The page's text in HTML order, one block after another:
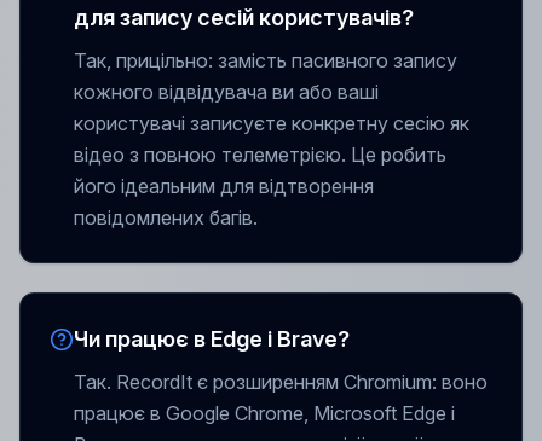
для запису сесій користувачів?
Так, прицільно: замість пасивного запису
кожного відвідувача ви або ваші
користувачі записуєте конкретну сесію як
відео з повною телеметрією. Це робить
його ідеальним для відтворення
повідомлених багів.
Чи працює в Edge і Brave?
Так. RecordIt є розширенням Chromium: воно
працює в Google Chrome, Microsoft Edge і